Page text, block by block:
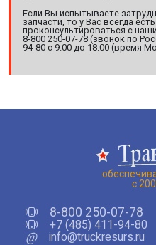
Если Вы испытываете
запчасти, то у Вас всегда
проконсультироваться с
8-800 250-07-78 (звонок по
94-80 с 9.00 до 18.00 (время
с
8-800 250-07-78
+7 (485) 411-94-80
@
info@truckresurs.ru